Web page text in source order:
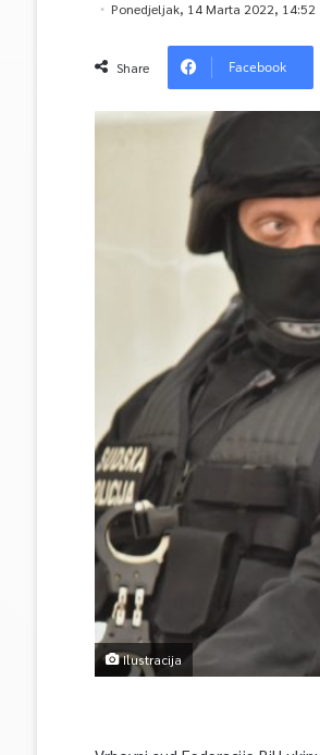
Ponedjeljak, 14 Marta 2022, 14:52
Share Facebook
Ilustracija